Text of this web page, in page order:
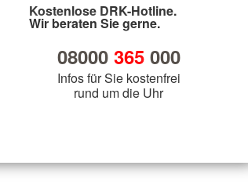
Kostenlose DRK-Hotline.
Wir beraten Sie gerne.
08000 365000
Infos für Sie kostenfrei
rund um die Uhr